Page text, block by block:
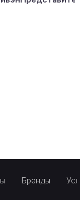
Бренды